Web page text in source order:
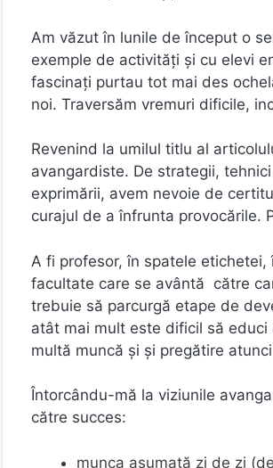
Am văzut în lunile de început o
exemple de activități și cu elevi
fascinați purtau tot mai des
noi. Traversăm vremuri dificile,
Revenind la umilul titlu al
avangardiste. De strategii,
exprimării, avem nevoie de
curajul de a înfrunta provocările.
A fi profesor, în spatele
facultate care se avântă către
trebuie să parcurgă etape de
atât mai mult este dificil să
multă muncă și și pregătire
Întorcându-mă la viziunile
către succes:
munca asumată zi de zi